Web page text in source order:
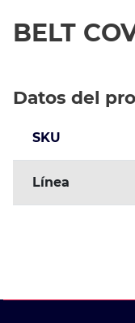
BELT
Datos del
SKU
Línea